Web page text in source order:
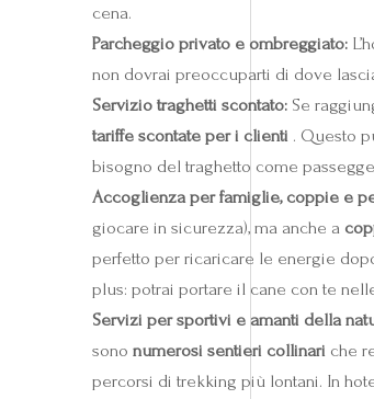
cena.
Parcheggio privato e ombreggiato:
non dovrai preoccuparti di dove
Servizio traghetti scontato: Se
tariffe scontate per i clienti . Questo
bisogno del traghetto come
Accoglienza per famiglie, coppie e
giocare in sicurezza), ma anche a
perfetto per ricaricare le energie
plus: potrai portare il cane con te
Servizi per sportivi e amanti della
sono numerosi sentieri collinari che
percorsi di trekking più lontani. In